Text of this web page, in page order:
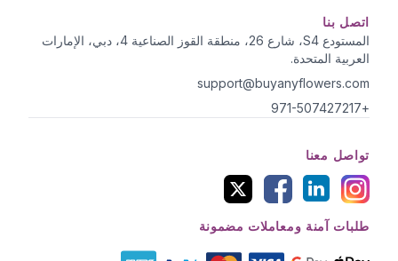
اتصل بنا
المستودع S4، شارع 26، منطقة القوز الصناعية 4، دبي، الإمارات
العربية المتحدة.
support@buyanyflowers.com
+971-507427217
تواصل معنا
طلبات آمنة ومعاملات مضمونة